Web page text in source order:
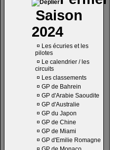
Saison
2024
¤ Les écuries et les
pilotes
¤ Le calendrier / les
circuits
¤ Les classements
¤ GP de Bahrein
¤ GP d'Arabie Saoudite
¤ GP d'Australie
¤ GP du Japon
¤ GP de Chine
¤ GP de Miami
¤ GP d'Emilie Romagne